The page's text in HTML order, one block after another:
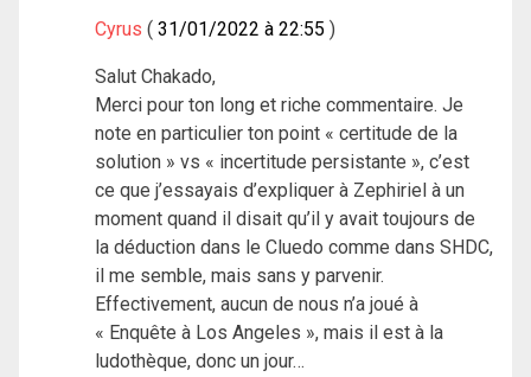
Cyrus 31/01/2022 à 22:55
Salut Chakado,
Merci pour ton long et riche commentaire. Je
note en particulier ton point « certitude de la
solution » vs « incertitude persistante », c’est
ce que j’essayais d’expliquer à Zephiriel à un
moment quand il disait qu’il y avait toujours de
la déduction dans le Cluedo comme dans SHDC,
il me semble, mais sans y parvenir.
Effectivement, aucun de nous n’a joué à
« Enquête à Los Angeles », mais il est à la
ludothèque, donc un jour…